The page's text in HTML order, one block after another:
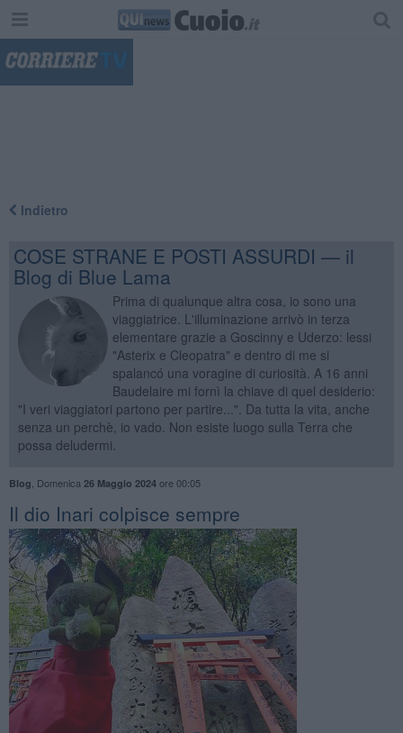
Indietro
COSE STRANE E POSTI ASSURDI — il
Blog di Blue Lama
Prima di qualunque altra cosa, io sono una
viaggiatrice. L'illuminazione arrivò in terza
elementare grazie a Goscinny e Uderzo: lessi
"Asterix e Cleopatra" e dentro di me si
spalancó una voragine di curiosità. A 16 anni
Baudelaire mi fornì la chiave di quel desiderio:
"I veri viaggiatori partono per partire...". Da tutta la vita, anche
senza un perchè, io vado. Non esiste luogo sulla Terra che
possa deludermi.
Blog Domenica 26 Maggio 2024ore 00:05
Il dio Inari colpisce sempre